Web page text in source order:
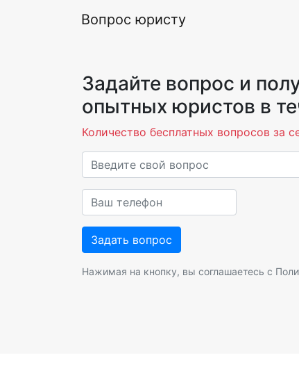
Вопрос юристу
Задайте вопрос и
опытных юристов в
Количество бесплатных вопросов за
Нажимая на кнопку, вы соглашаетесь с